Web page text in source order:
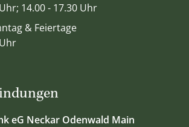
eG Neckar Odenwald Main
14.00 - 17.30 Uhr
& Feiertage